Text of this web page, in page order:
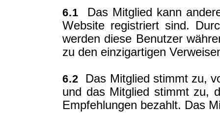
6.1 Das Mitglied kann
Website registriert sind.
werden diese Benutzer
zu den einzigartigen
6.2 Das Mitglied stimmt zu,
und das Mitglied stimmt zu,
Empfehlungen bezahlt. Das